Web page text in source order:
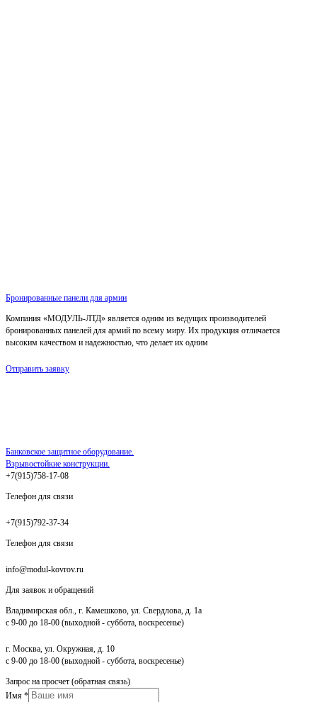
Бронированные панели для армии
Компания «МОДУЛЬ-ЛТД» является одним из ведущих производителей
бронированных панелей для армий по всему миру. Их продукция отличается
высоким качеством и надежностью, что делает их одним
Отправить заявку
Банковское защитное оборудование.
Взрывостойкие конструкции.
+7(915)758-17-08
Телефон для связи
+7(915)792-37-34
Телефон для связи
info@modul-kovrov.ru
Для заявок и обращений
Владимирская обл., г. Камешково, ул. Свердлова, д. 1а
с 9-00 до 18-00 (выходной - суббота, воскресенье)
г. Москва, ул. Окружная, д. 10
с 9-00 до 18-00 (выходной - суббота, воскресенье)
Запрос на просчет (обратная связь)
Имя *